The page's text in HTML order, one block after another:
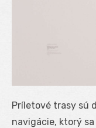
Príletové trasy sú
navigácie, ktorý